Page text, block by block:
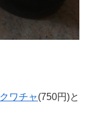
クワチャ(750円)と